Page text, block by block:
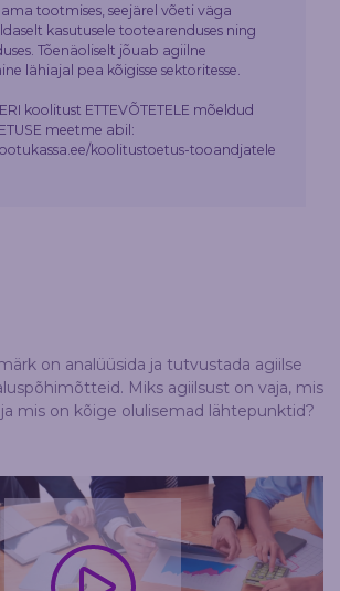
tootmises, seejärel võeti väga
kasutusele tootearenduses ning
Tõenäoliselt jõuab agiilne
lähiajal pea kõigisse sektoritesse.
koolitust ETTEVÕTETELE mõeldud
meetme abil:
koolitustoetus-tooandjatele
on analüüsida ja tutvustada agiilse
Miks agiilsust on vaja, mis
mis on kõige olulisemad lähtepunktid?